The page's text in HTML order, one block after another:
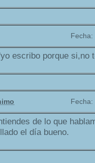
Fecha:
escribo porque si,no
Fecha:
de lo que
el día bueno.